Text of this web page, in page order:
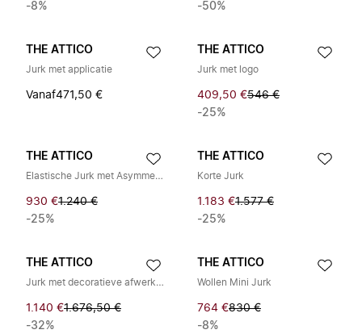
-8%
-50%
THE ATTICO
Jurk met applicatie
Vanaf471,50 €
THE ATTICO
Jurk met logo
409,50 €546 €
-25%
THE ATTICO
Elastische Jurk met Asymmetrische Zoom
930 €1.240 €
-25%
THE ATTICO
Korte Jurk
1.183 €1.577 €
-25%
THE ATTICO
Jurk met decoratieve afwerking
1.140 €1.676,50 €
-32%
THE ATTICO
Wollen Mini Jurk
764 €830 €
-8%